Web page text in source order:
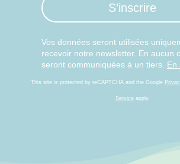
S’inscrire
Vos données seront utilisées
recevoir notre newsletter. En aucun
seront communiquées à un tiers. En
This site is protected by reCAPTCHA and the Google
Serviceapply.